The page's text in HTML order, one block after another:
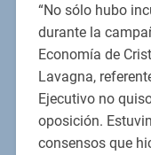
“No sólo hubo
durante la
Economía de
Lavagna,
Ejecutivo no
oposición.
consensos que